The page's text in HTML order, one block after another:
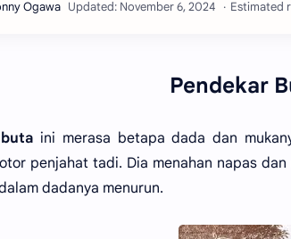
Estimated
Pendekar
ini merasa betapa dada dan
penjahat tadi. Dia menahan napas
dadanya menurun.